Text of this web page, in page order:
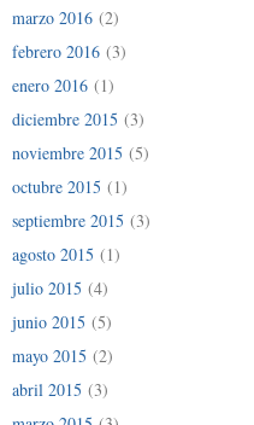
marzo 2016 (2)
febrero 2016 (3)
enero 2016 (1)
diciembre 2015 (3)
noviembre 2015 (5)
octubre 2015 (1)
septiembre 2015 (3)
agosto 2015 (1)
julio 2015 (4)
junio 2015 (5)
mayo 2015 (2)
abril 2015 (3)